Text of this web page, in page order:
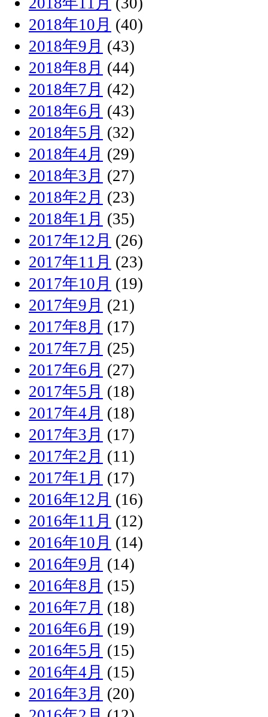
2018年10月 (40)
2018年9月 (43)
2018年8月 (44)
2018年7月 (42)
2018年6月 (43)
2018年5月 (32)
2018年4月 (29)
2018年3月 (27)
2018年2月 (23)
2018年1月 (35)
2017年12月 (26)
2017年11月 (23)
2017年10月 (19)
2017年9月 (21)
2017年8月 (17)
2017年7月 (25)
2017年6月 (27)
2017年5月 (18)
2017年4月 (18)
2017年3月 (17)
2017年2月 (11)
2017年1月 (17)
2016年12月 (16)
2016年11月 (12)
2016年10月 (14)
2016年9月 (14)
2016年8月 (15)
2016年7月 (18)
2016年6月 (19)
2016年5月 (15)
2016年4月 (15)
2016年3月 (20)